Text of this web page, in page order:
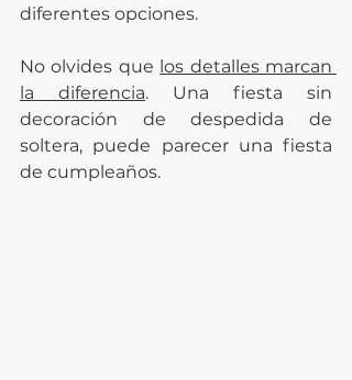
diferentes opciones.
No olvides que los detalles marcan
la diferencia. Una fiesta sin
decoración de despedida de
soltera, puede parecer una fiesta
de cumpleaños.